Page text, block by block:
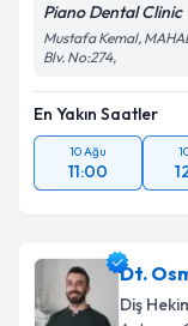
Piano Dental Clinic
Mustafa Kemal,
Blv. No:274,
En Yakın Saatler
10 Ağu
11:00
Dt.
Diş